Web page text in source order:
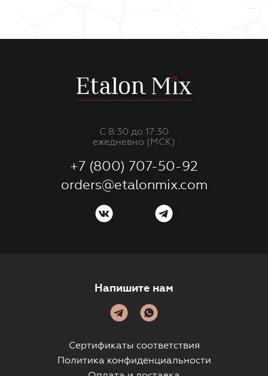
С 8:30 до 17:30
ежедневно (МСК)
+7 (800) 707-50-92
orders@etalonmix.com
Напишите нам
Сертификаты соответствия
Политика конфиденциальности